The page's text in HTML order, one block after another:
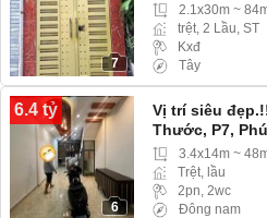
7
2.1x30m ~
trệt, 2 Lầu, ST
Kxđ
Tây
6.4 tỷ
6
Vị trí siêu
Thước, P7,
hẻm 3m ba gác
3.4x14m ~
Trệt, lầu
2pn, 2wc
Đông nam